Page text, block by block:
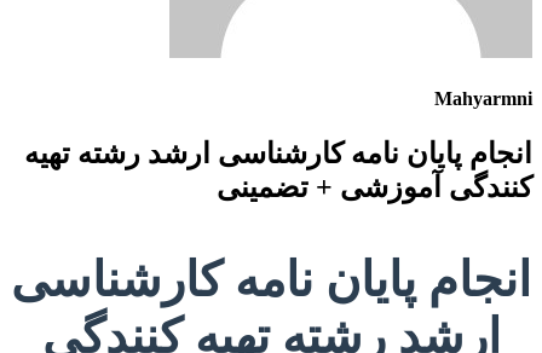
Mahyarmni
انجام پایان نامه کارشناسی ارشد رشته تهیه
کنندگی آموزشی + تضمینی
انجام پایان نامه کارشناسی
ارشد رشته تهیه کنندگی